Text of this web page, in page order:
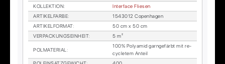
KOL­LEK­TI­ON:
In­ter­face Flie­sen
AR­TI­KEL­FAR­BE:
1543012 Co­pen­ha­gen
AR­TI­KEL­FOR­MAT:
50 cm x 50 cm
VER­PA­CKUNGS­EIN­HEIT: 5 m²
POL­MA­TE­RI­AL :
100% Po­ly­amid garn­ge­färbt mit re­
cy­cle­tem An­teil